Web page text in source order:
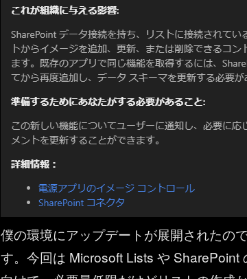
僕の環境にアップデートが展開されたの
す。今回は Microsoft Lists や SharePoint